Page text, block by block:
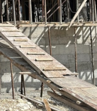
iskelenin devrilmesi
2’si ağır, dört işçi